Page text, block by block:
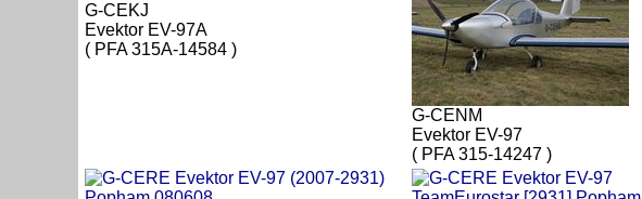
G-CEKJ
Evektor EV-97A
( PFA 315A-14584 )
G-CENM
Evektor EV-97
( PFA 315-14247 )